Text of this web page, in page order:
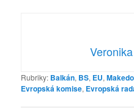
Rubriky: Balkán, BS, EU,
Evropská komise, Evropská